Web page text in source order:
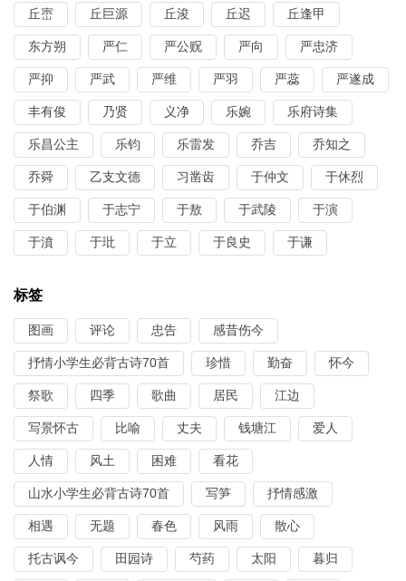
丘崈 丘巨源 丘浚 丘迟 丘逢甲
东方朔 严仁 严公贶 严向 严忠济
严抑 严武 严维 严羽 严蕊 严遂成
丰有俊 乃贤 义净 乐婉 乐府诗集
乐昌公主 乐钧 乐雷发 乔吉 乔知之
乔舜 乙支文德 习凿齿 于仲文 于休烈
于伯渊 于志宁 于敖 于武陵 于演
于濆 于玭 于立 于良史 于谦
标签
图画 评论 忠告 感昔伤今
抒情小学生必背古诗70首 珍惜 勤奋 怀今
祭歌 四季 歌曲 居民 江边
写景怀古 比喻 丈夫 钱塘江 爱人
人情 风土 困难 看花
山水小学生必背古诗70首 写笋 抒情感激
相遇 无题 春色 风雨 散心
托古讽今 田园诗 芍药 太阳 暮归